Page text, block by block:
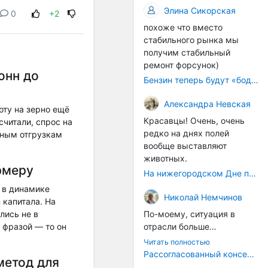
0 +2
до
на зерно ещё
спрос на
отгрузкам
в динамике
капитала. На
не в
фразой — то он
для
Сегодняшние
гастротуры — это
событийный,
развлекательный формат.
Его цель — показать
туристу "вкусное" место,
развлечь, дать яркие
безусловно, интересно и
правильно, но это внешний
слой.
А хорошо было бы,
например, не просто
восстановить углицкую
колбасу как артефакт, а
вернуть сам
принцип: продукт как
голос места.Многие
старые рецепты
сохранились в архивах, у
потомков мастеров, в
рынке и бизнесе.
происходящих сегодня
процессов, больше
напоминает судорожное
ситуационное затыкание
дыр.
Элина Сикорская
похоже что вместо
стабильного рынка мы
получим стабильный
ремонт форсунок)
Бензин теперь будут «бодяжить» легально: чего ждать водителям?
Александра Невская
Красавцы! Очень, очень
редко на днях полей
вообще выставляют
животных.
На нижегородском Дне поля было очень много животных
Николай Немчинов
По-моему, ситуация в
отрасли больше
напоминает какие-то
судороги, чем
Читать полностью
Рассогласованный консенсус